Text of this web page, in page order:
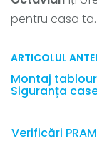
pentru casa ta.
ARTICOLUL
Montaj
Siguranța
Verificări